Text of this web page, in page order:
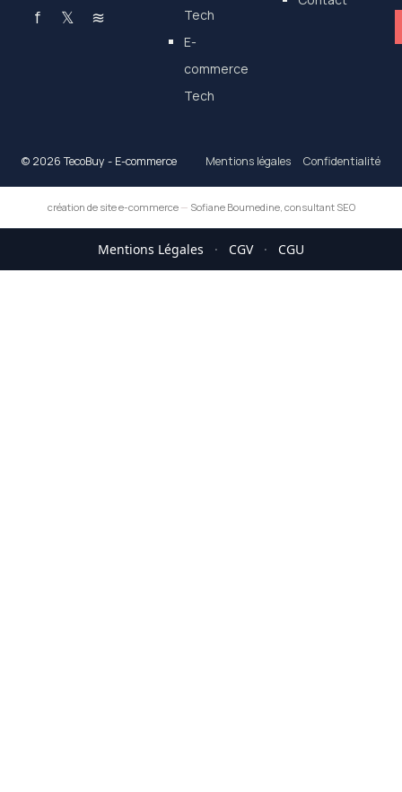
f 𝕏 ≋
Tech
E-
commerce
Tech
© 2026 TecoBuy - E-commerce Mentions légales Confidentialité
création de site e-commerce— Sofiane Boumedine, consultant SEO
Mentions Légales · CGV · CGU